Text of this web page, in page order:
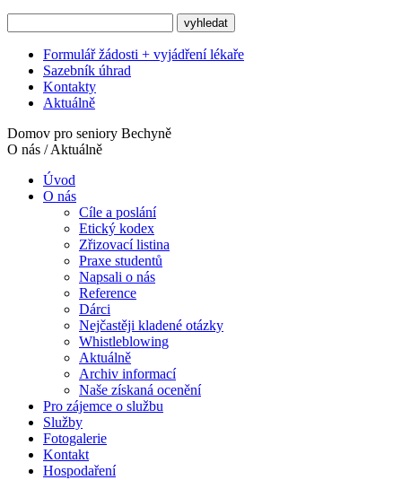
Formulář žádosti + vyjádření lékaře
Sazebník úhrad
Kontakty
Aktuálně
Domov pro seniory Bechyně
O nás / Aktuálně
Úvod
O nás
Cíle a poslání
Etický kodex
Zřizovací listina
Praxe studentů
Napsali o nás
Reference
Dárci
Nejčastěji kladené otázky
Whistleblowing
Aktuálně
Archiv informací
Naše získaná ocenění
Pro zájemce o službu
Služby
Fotogalerie
Kontakt
Hospodaření